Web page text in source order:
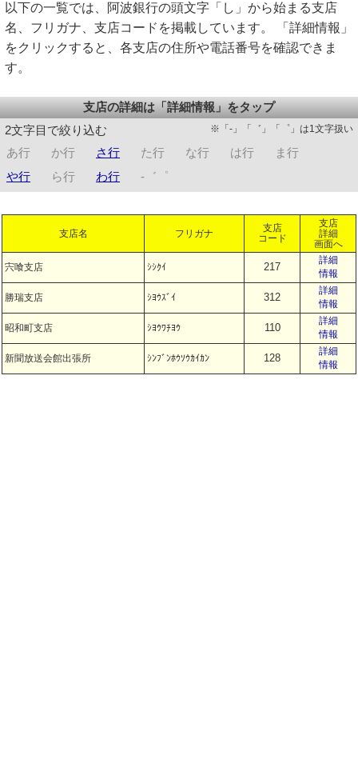
以下の一覧では、阿波銀行の頭文字「し」から始まる支店
名、フリガナ、支店コードを掲載しています。 「詳細情報」
をクリックすると、各支店の住所や電話番号を確認できま
す。
支店の詳細は「詳細情報」をタップ
2文字目で絞り込む
※「-」「゛」「゜」は1文字扱い
あ行 か行 さ行 た行 な行 は行
ま行
や行
ら行 わ行 -゛゜
支店名 フリガナ
支店
コード
支店
詳細
画面へ
宍喰支店 ｼｼｸｲ 217
詳細
情報
勝瑞支店 ｼﾖｳｽﾞｲ 312
詳細
情報
昭和町支店 ｼﾖｳﾜﾁﾖｳ 110
詳細
情報
新聞放送会館出張所 ｼﾝﾌﾞﾝﾎｳｿｳｶｲｶﾝ 128
詳細
情報